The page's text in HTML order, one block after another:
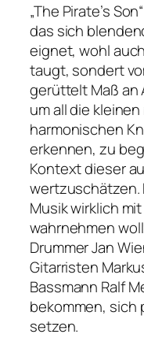
„The Pirate’s
das sich
eignet, wohl
taugt, sondert
gerüttelt Maß an
um all die
harmonischen
erkennen, zu
Kontext dieser
wertzuschätzen.
Musik wirklich
wahrnehmen
Drummer Jan
Gitarristen
Bassmann Ralf
bekommen, sich
setzen.